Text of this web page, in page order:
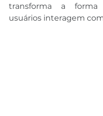
transforma a
usuários interagem